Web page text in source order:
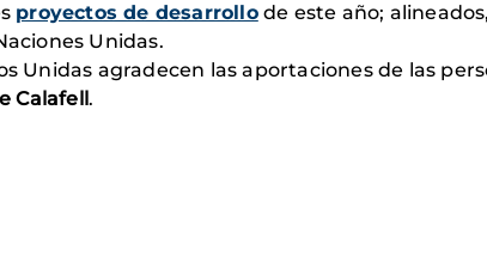
proyectos de desarrollode este año;
Unidas.
Unidas agradecen las aportaciones de las
Calafell.